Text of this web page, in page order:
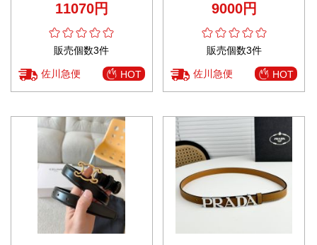
11070円
販売個数3件
佐川急便 HOT
9000円
販売個数3件
佐川急便 HOT